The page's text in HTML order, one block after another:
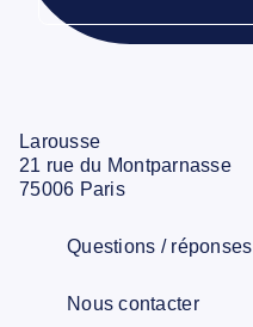
Larousse
21 rue du Montparnasse
75006 Paris
Questions / réponses
Nous contacter